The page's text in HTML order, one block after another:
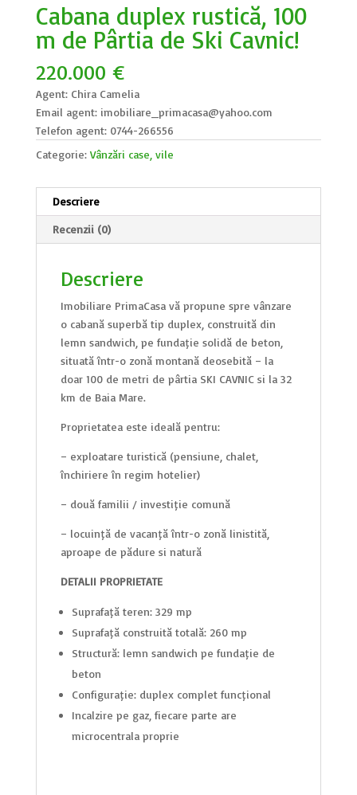
Cabana duplex rustică, 100
m de Pârtia de Ski Cavnic!
220.000€
Agent: Chira Camelia
Email agent: imobiliare_primacasa@yahoo.com
Telefon agent: 0744-266556
Categorie: Vânzări case, vile
Descriere
Recenzii (0)
Descriere
Imobiliare PrimaCasa vă propune spre vânzare
o cabană superbă tip duplex, construită din
lemn sandwich, pe fundație solidă de beton,
situată într-o zonă montană deosebită – la
doar 100 de metri de pârtia SKI CAVNIC și la 32
km de Baia Mare.
Proprietatea este ideală pentru:
– exploatare turistică (pensiune, chalet,
închiriere în regim hotelier)
– două familii / investiție comună
– locuință de vacanță într-o zonă liniștită,
aproape de pădure și natură
DETALII PROPRIETATE
Suprafață teren: 329 mp
Suprafață construită totală: 260 mp
Structură: lemn sandwich pe fundație de
beton
Configurație: duplex complet funcțional
Incalzire pe gaz, fiecare parte are
microcentrala proprie